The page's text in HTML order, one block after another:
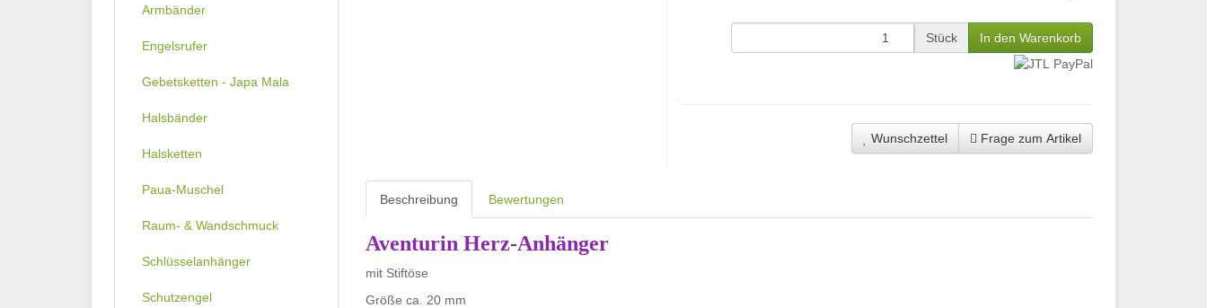
Stück In den Warenkorb
Wunschzettel Frage zum Artikel
Beschreibung Bewertungen
Aventurin Herz-Anhänger
mit Stiftöse
Größe ca. 20 mm
Armbänder
Engelsrufer
Gebetsketten - Japa Mala
Halsbänder
Halsketten
Paua-Muschel
Raum- & Wandschmuck
Schlüsselanhänger
Schutzengel